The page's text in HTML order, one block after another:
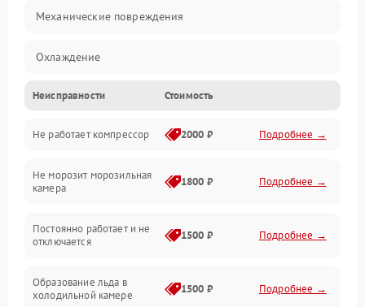
Механические повреждения
Охлаждение
Механика
Электропитание
Дренаж
Неисправности Стоимость
Не работает компрессор 2000 ₽ Подробнее →
Не морозит морозильная
камера
1800 ₽ Подробнее →
Постоянно работает и не
отключается
1500 ₽ Подробнее →
Образование льда в
холодильной камере
1500 ₽ Подробнее →